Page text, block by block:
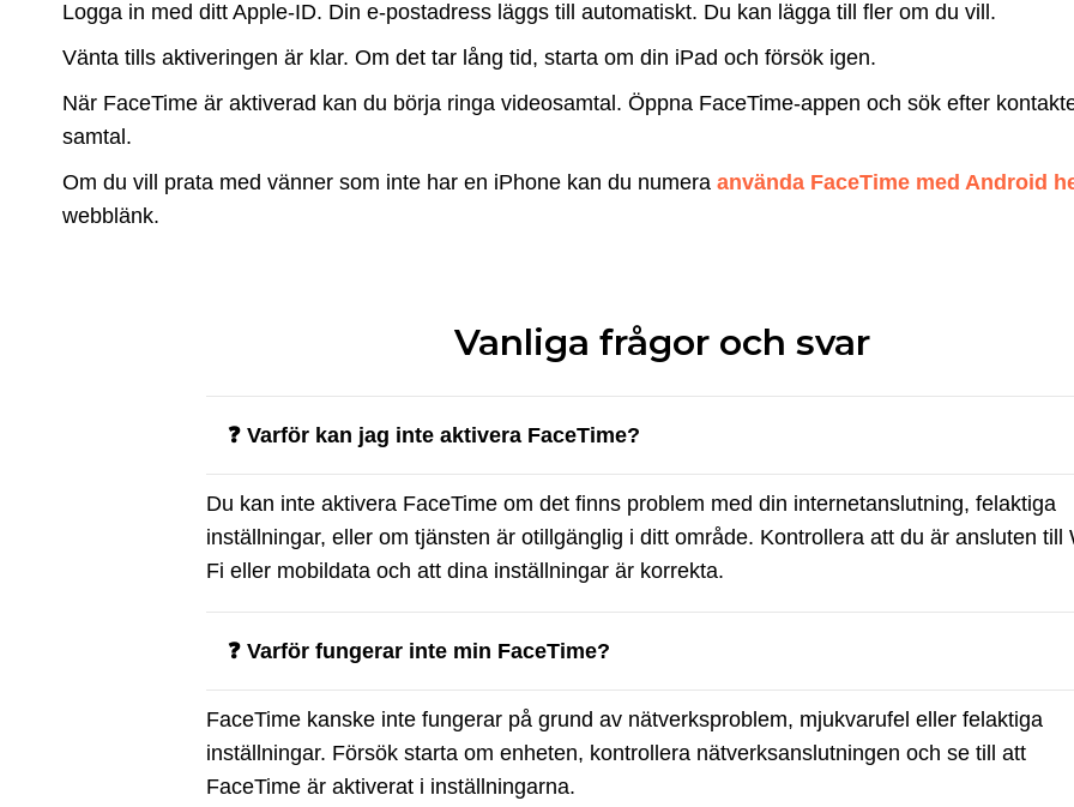
Logga in med ditt Apple-ID. Din e-postadress läggs till automatiskt. Du kan lägga till fler om du vill.
Vänta tills aktiveringen är klar. Om det tar lång tid, starta om din iPad och försök igen.
När FaceTime är aktiverad kan du börja ringa videosamtal. Öppna FaceTime-appen och sök efter
samtal.
Om du vill prata med vänner som inte har en iPhone kan du numera använda FaceTime med Android
webblänk.
Vanliga frågor och svar
❓ Varför kan jag inte aktivera FaceTime?
Du kan inte aktivera FaceTime om det finns problem med din internetanslutning, felaktiga
inställningar, eller om tjänsten är otillgänglig i ditt område. Kontrollera att du är ansluten till
Fi eller mobildata och att dina inställningar är korrekta.
❓ Varför fungerar inte min FaceTime?
FaceTime kanske inte fungerar på grund av nätverksproblem, mjukvarufel eller felaktiga
inställningar. Försök starta om enheten, kontrollera nätverksanslutningen och se till att
FaceTime är aktiverat i inställningarna.